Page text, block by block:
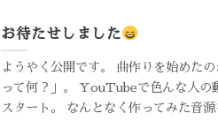
お待たせしました
ようやく公開です。 曲作りを始めた
って何？」。 YouTubeで色んな人の
スタート。 なんとなく作ってみた音